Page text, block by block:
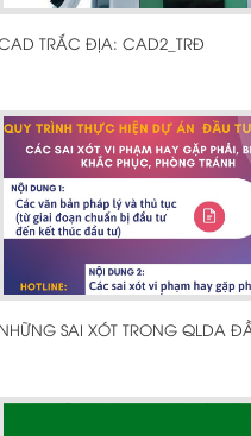
TRẮC ĐỊA: CAD2_TRĐ